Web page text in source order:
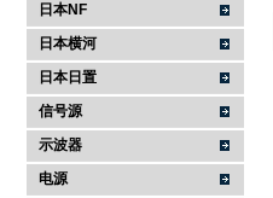
日本NF
日本横河
日本日置
信号源
示波器
电源